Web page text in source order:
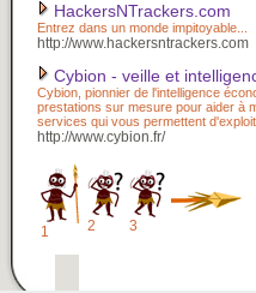
HackersNTrackers.com
Entrez dans un monde impitoyable...
http://www.hackersntrackers.com
Cybion - veille et
Cybion, pionnier de l'intelligence
prestations sur mesure pour aider à
services qui vous permettent
http://www.cybion.fr/
1 2 3